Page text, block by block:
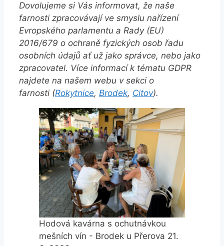
Dovolujeme si Vás informovat, že naše
farnosti zpracovávají ve smyslu nařízení
Evropského parlamentu a Rady (EU)
2016/679 o ochraně fyzických osob řadu
osobních údajů ať už jako správce, nebo jako
zpracovatel. Více informací k tématu GDPR
najdete na našem webu v sekci o
farnosti (Rokytnice, Brodek, Citov).
Hodová kavárna s ochutnávkou
mešních vín - Brodek u Přerova 21.